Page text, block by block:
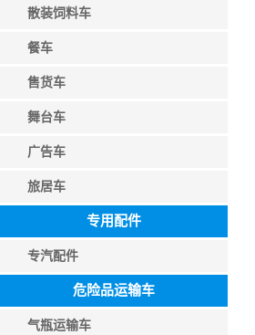
散装饲料车
餐车
售货车
舞台车
广告车
旅居车
专用配件
专汽配件
危险品运输车
气瓶运输车